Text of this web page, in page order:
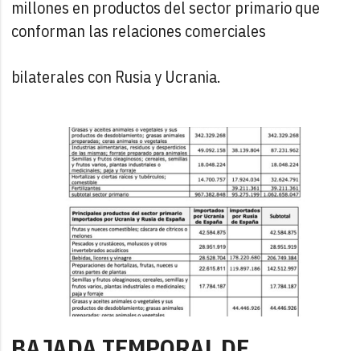
millones en productos del sector primario que
conforman las relaciones comerciales
bilaterales con Rusia y Ucrania.